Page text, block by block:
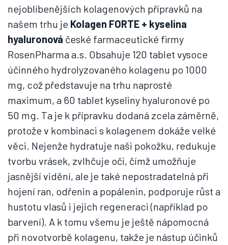
nejoblíbenějších kolagenových přípravků na
našem trhu je Kolagen FORTE + kyselina
hyaluronová české farmaceutické firmy
RosenPharma a.s. Obsahuje 120 tablet vysoce
účinného hydrolyzovaného kolagenu po 1000
mg, což představuje na trhu naprosté
maximum, a 60 tablet kyseliny hyaluronové po
50 mg. Ta je k přípravku dodaná zcela záměrně,
protože v kombinaci s kolagenem dokáže velké
věci. Nejenže hydratuje naši pokožku, redukuje
tvorbu vrásek, zvlhčuje oči, čímž umožňuje
jasnější vidění, ale je také nepostradatelná při
hojení ran, odřenin a popálenin, podporuje růst a
hustotu vlasů i jejich regeneraci (například po
barvení). A k tomu všemu je ještě nápomocná
při novotvorbě kolagenu, takže je nástup účinků